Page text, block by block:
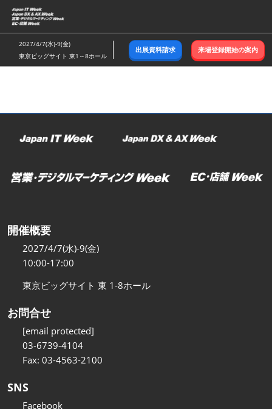
ス
キ
ッ
し
む
2027/4/7(水)-9(金)
東京ビッグサイト 東1～8ホール
出展資料請求 来場登録開始の案内
開催概要
2027/4/7(水)-9(金)
10:00-17:00
東京ビッグサイト 東 1-8ホール
お問合せ
[email protected]
03-6739-4104
Fax: 03-4563-2100
SNS
Facebook